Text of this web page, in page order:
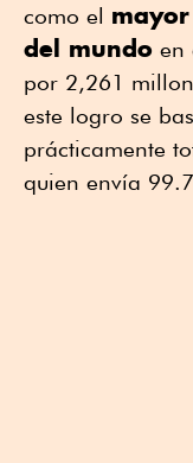
como el
del mundo en
por 2,261
este logro se
prácticamente
quien envía